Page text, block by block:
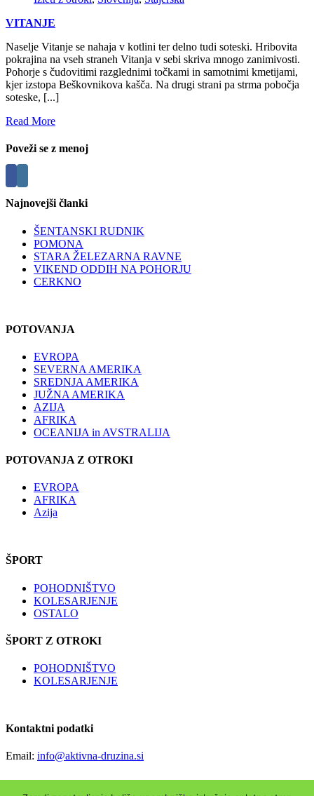
VITANJE
Naselje Vitanje se nahaja v kotlini ter delno tudi soteski. Hribovita
pokrajina na vseh straneh Vitanja v sebi skriva mnogo zanimivosti.
Pohorje s čudovitimi razglednimi točkami in samotnimi kmetijami,
kjer izstopa Beškovnikova kašča. Na drugi strani pa strma pobočja
soteske, [...]
Read More
Poveži se z menoj
Najnovejši članki
ŠENTANSKI RUDNIK
POMONA
STARA ŽELEZARNA RAVNE
VIKEND ODDIH NA POHORJU
CERKNO
POTOVANJA
EVROPA
SEVERNA AMERIKA
SREDNJA AMERIKA
JUŽNA AMERIKA
AZIJA
AFRIKA
OCEANIJA in AVSTRALIJA
POTOVANJA Z OTROKI
EVROPA
AFRIKA
Azija
ŠPORT
POHODNIŠTVO
KOLESARJENJE
OSTALO
ŠPORT Z OTROKI
POHODNIŠTVO
KOLESARJENJE
Kontaktni podatki
Email: info@aktivna-druzina.si